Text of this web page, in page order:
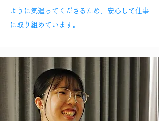
ように気遣ってくださるため、安心して仕事
に取り組めています。